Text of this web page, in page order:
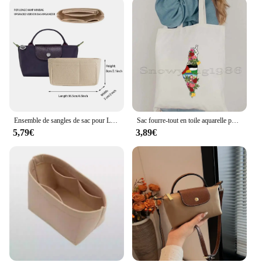
design caters to both men and women, making it a
unisex accessory that can be used by anyone. Its
adaptive nature makes it suitable for a range of
activities, from daily commutes to outdoor
adventures. The sac s expedition blanc is not just a
bag; it's a statement of style and functionality that
speaks to the modern traveler.
Ensemble de sangles de sac pour Longchamp Mini Dumpling, cuir véritable, sangle initiée, accessoires de sac à bandoulière, modification sans poinçon
5,79€
Sac fourre-tout en toile aquarelle pour femme, mignon, cadeaux arabes, calligraphie, mosquée Al Aqsa, amour, paix, sac de nettoyage initié par la femme
3,89€